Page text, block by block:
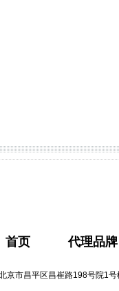
首页 代理品牌
京市昌平区昌崔路198号院1